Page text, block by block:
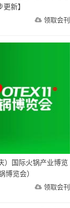
新】
领取会刊
）国际火锅产业博览
博览会）
领取会刊